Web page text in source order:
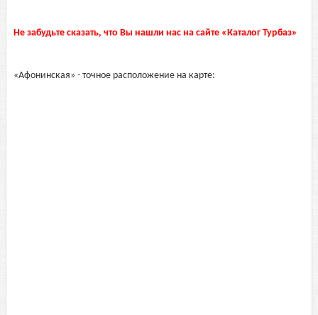
Не забудьте сказать, что Вы нашли нас на сайте «Каталог Турбаз»
«Афонинская» - точное расположение на карте: